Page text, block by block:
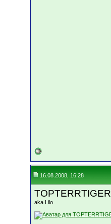
16.08.2008, 16:28
TOPTERRTIGER
aka Lilo